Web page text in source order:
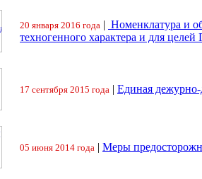
20 января 2016 года | Номенклатура и
техногенного характера и для целей
17 сентября 2015 года | Единая
05 июня 2014 года | Меры